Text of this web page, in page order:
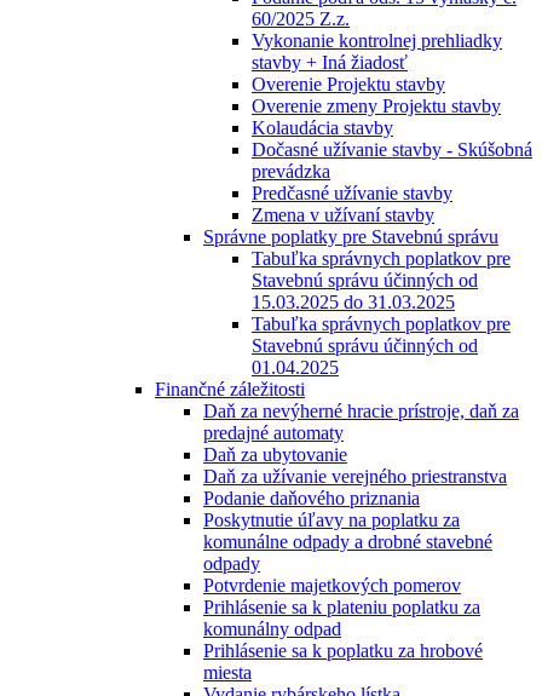
60/2025 Z.z.
Vykonanie kontrolnej prehliadky
stavby + Iná žiadosť
Overenie Projektu stavby
Overenie zmeny Projektu stavby
Kolaudácia stavby
Dočasné užívanie stavby - Skúšobná
prevádzka
Predčasné užívanie stavby
Zmena v užívaní stavby
Správne poplatky pre Stavebnú správu
Tabuľka správnych poplatkov pre
Stavebnú správu účinných od
15.03.2025 do 31.03.2025
Tabuľka správnych poplatkov pre
Stavebnú správu účinných od
01.04.2025
Finančné záležitosti
Daň za nevýherné hracie prístroje, daň za
predajné automaty
Daň za ubytovanie
Daň za užívanie verejného priestranstva
Podanie daňového priznania
Poskytnutie úľavy na poplatku za
komunálne odpady a drobné stavebné
odpady
Potvrdenie majetkových pomerov
Prihlásenie sa k plateniu poplatku za
komunálny odpad
Prihlásenie sa k poplatku za hrobové
miesta